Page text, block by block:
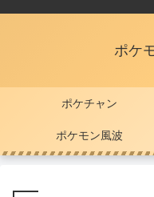
ポケ
ポケチャン
ポケモン風波